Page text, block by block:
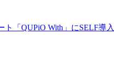
ト「QUPiO With」にSELF導入